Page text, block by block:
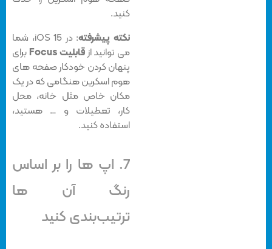
کنید.
نکته پیشرفته
: در iOS 15، شما
می توانید ازقابلیت Focus
برای
پنهان کردن خودکار صفحه های
هوم اسکرین هنگامی که در یک
مکان خاص مثل خانه، محل
کار، تعطیلات و … هستید،
استفاده کنید.
7. اپ ها را بر اساس
رنگ آن ها
ترتیب‌بندی کنید